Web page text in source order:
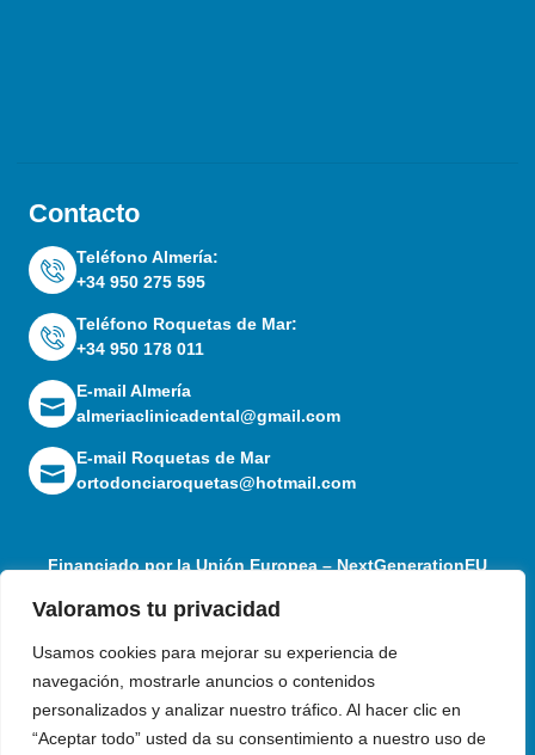
Valoramos tu privacidad
Usamos cookies para mejorar su experiencia de
navegación, mostrarle anuncios o contenidos
personalizados y analizar nuestro tráfico. Al hacer clic en
“Aceptar todo” usted da su consentimiento a nuestro uso de
Contacto
Teléfono Almería:
+34 950 275 595
Teléfono Roquetas de Mar:
+34 950 178 011
E-mail Almería
almeriaclinicadental@gmail.com
E-mail Roquetas de Mar
ortodonciaroquetas@hotmail.com
Financiado por la Unión Europea – NextGenerationEU